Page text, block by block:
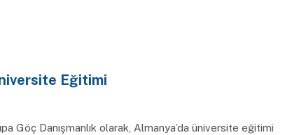
Eğitimi
Göç Danışmanlık olarak, Almanya’da üniversite eğitimi